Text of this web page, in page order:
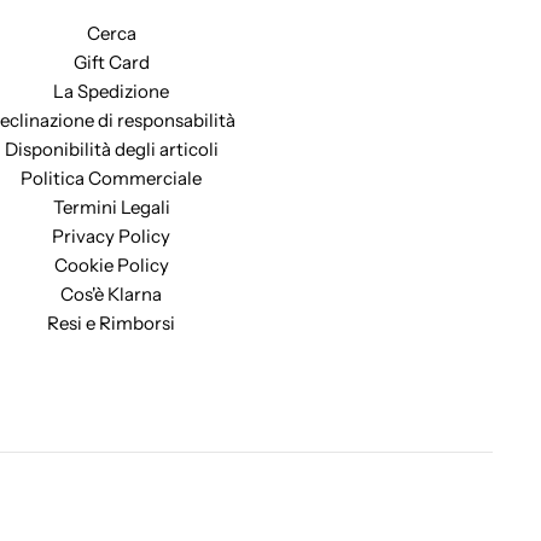
Cerca
Gift Card
La Spedizione
di responsabilità
Disponibilità degli articoli
Politica Commerciale
Termini Legali
Privacy Policy
Cookie Policy
Cos'è Klarna
Resi e Rimborsi